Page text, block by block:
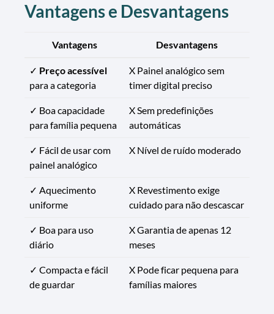
Vantagens e Desvantagens
Vantagens Desvantagens
✓ Preço acessível
para a categoria
X Painel analógico sem
timer digital preciso
✓ Boa capacidade
para família pequena
X Sem predefinições
automáticas
✓ Fácil de usar com
painel analógico
X Nível de ruído moderado
✓ Aquecimento
uniforme
X Revestimento exige
cuidado para não descascar
✓ Boa para uso
diário
X Garantia de apenas 12
meses
✓ Compacta e fácil
de guardar
X Pode ficar pequena para
famílias maiores